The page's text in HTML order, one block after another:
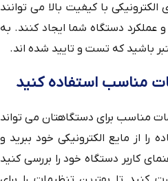
با کیفیت بالا می توانند
عملکرد دستگاه شما ایجاد کنند. به
باشید که تست و تایید شده اند.
مناسب استفاده کنید
مناسب برای دستگاهتان می تواند
را از مایع الکترونیکی خود ببرید و
کاربر دستگاه خود را بررسی کنید